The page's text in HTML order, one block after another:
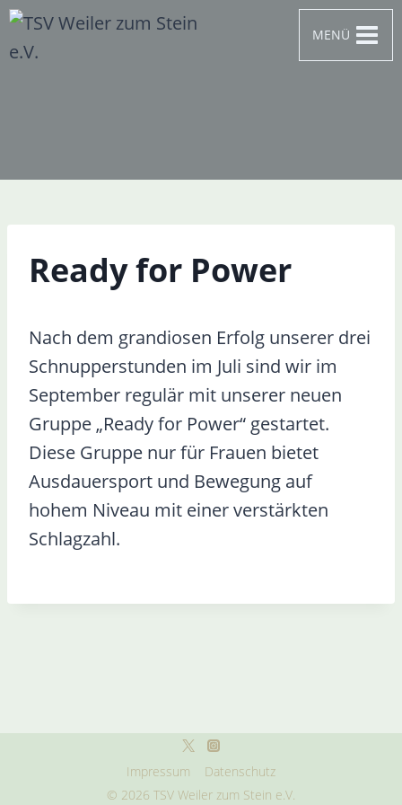
Zum
Inhalt
MENÜ
Ready for Power
Nach dem grandiosen Erfolg unserer drei
Schnupperstunden im Juli sind wir im
September regulär mit unserer neuen
Gruppe „Ready for Power“ gestartet.
Diese Gruppe nur für Frauen bietet
Ausdauersport und Bewegung auf
hohem Niveau mit einer verstärkten
Schlagzahl.
© 2026 TSV Weiler zum Stein e.V.
Impressum Datenschutz